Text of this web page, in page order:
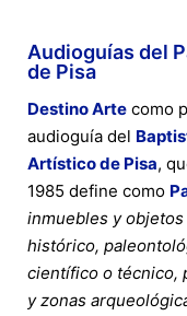
Audioguías del
de Pisa
Destino Arte como
audioguía del
Artístico de Pisa,
1985 define como
inmuebles y
histórico,
científico o técnico,
y zonas